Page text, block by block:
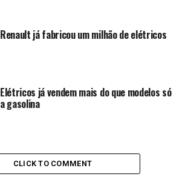
Renault já fabricou um milhão de elétricos
Elétricos já vendem mais do que modelos só
a gasolina
CLICK TO COMMENT